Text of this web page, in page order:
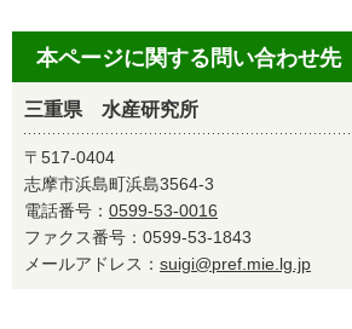
本ページに関する問い合わせ先
三重県 水産研究所
〒517-0404
志摩市浜島町浜島3564-3
電話番号： 0599-53-0016
ファクス番号：0599-53-1843
メールアドレス： suigi@pref.mie.lg.jp